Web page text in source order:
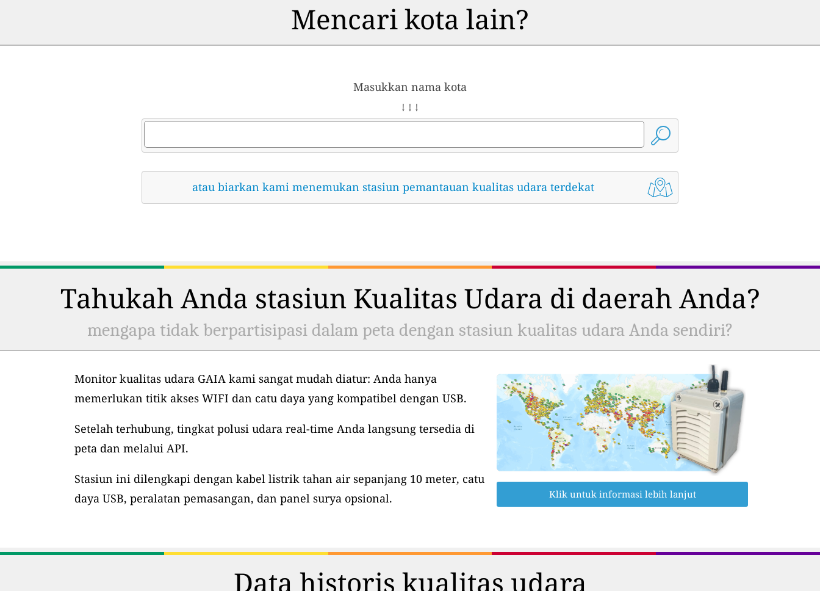
Mencari kota lain?
Masukkan nama kota
↓ ↓ ↓
atau biarkan kami menemukan stasiun pemantauan kualitas udara terdekat
Tahukah Anda stasiun Kualitas Udara di daerah Anda?
mengapa tidak berpartisipasi dalam peta dengan stasiun kualitas udara Anda sendiri?
Monitor kualitas udara GAIA kami sangat mudah diatur: Anda hanya
memerlukan titik akses WIFI dan catu daya yang kompatibel dengan USB.
Setelah terhubung, tingkat polusi udara real-time Anda langsung tersedia di
peta dan melalui API.
Stasiun ini dilengkapi dengan kabel listrik tahan air sepanjang 10 meter, catu
daya USB, peralatan pemasangan, dan panel surya opsional.
Klik untuk informasi lebih lanjut
Data historis kualitas udara